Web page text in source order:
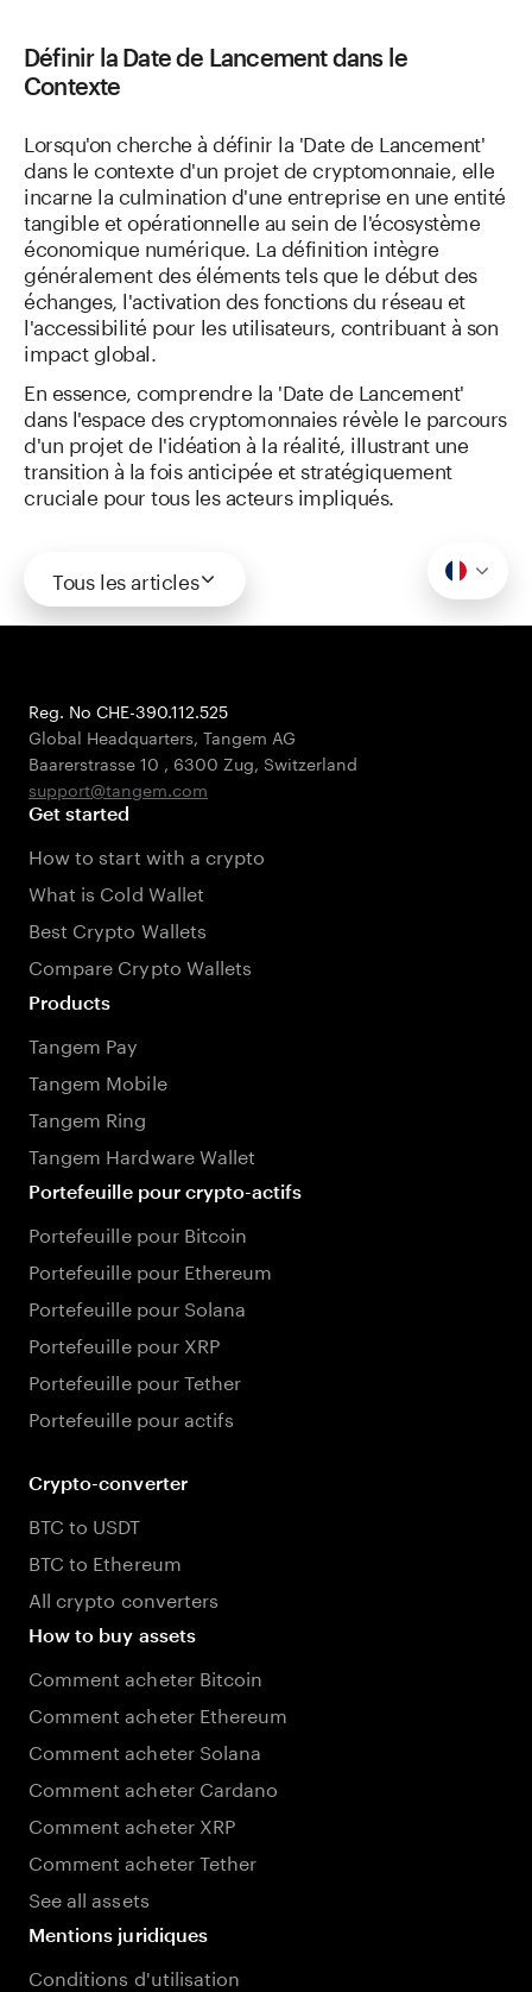
Définir la Date de Lancement dans le
Contexte
Lorsqu'on cherche à définir la 'Date de Lancement'
dans le contexte d'un projet de cryptomonnaie, elle
incarne la culmination d'une entreprise en une entité
tangible et opérationnelle au sein de l'écosystème
économique numérique. La définition intègre
généralement des éléments tels que le début des
échanges, l'activation des fonctions du réseau et
l'accessibilité pour les utilisateurs, contribuant à son
impact global.
En essence, comprendre la 'Date de Lancement'
dans l'espace des cryptomonnaies révèle le parcours
d'un projet de l'idéation à la réalité, illustrant une
transition à la fois anticipée et stratégiquement
cruciale pour tous les acteurs impliqués.
Tous les articles
Reg. No CHE-390.112.525
Global Headquarters, Tangem AG
Baarerstrasse 10 , 6300 Zug, Switzerland
support@tangem.com
Get started
How to start with a crypto
What is Cold Wallet
Best Crypto Wallets
Compare Crypto Wallets
Products
Tangem Pay
Tangem Mobile
Tangem Ring
Tangem Hardware Wallet
Portefeuille pour crypto-actifs
Portefeuille pour Bitcoin
Portefeuille pour Ethereum
Portefeuille pour Solana
Portefeuille pour XRP
Portefeuille pour Tether
Portefeuille pour actifs
Crypto-converter
BTC to USDT
BTC to Ethereum
All crypto converters
How to buy assets
Comment acheter Bitcoin
Comment acheter Ethereum
Comment acheter Solana
Comment acheter Cardano
Comment acheter XRP
Comment acheter Tether
See all assets
Mentions juridiques
Conditions d'utilisation